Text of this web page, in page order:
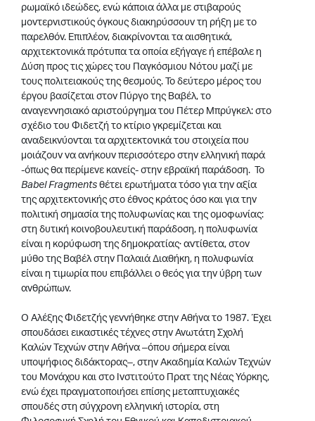
ρωμαϊκό ιδεώδες, ενώ κάποια άλλα με στιβαρούς
μοντερνιστικούς όγκους διακηρύσσουν τη ρήξη με το
παρελθόν. Επιπλέον, διακρίνονται τα αισθητικά,
αρχιτεκτονικά πρότυπα τα οποία εξήγαγε ή επέβαλε η
Δύση προς τις χώρες του Παγκόσμιου Νότου μαζί με
τους πολιτειακούς της θεσμούς. Το δεύτερο μέρος του
έργου βασίζεται στον Πύργο της Βαβέλ, το
αναγεννησιακό αριστούργημα του Πέτερ Μπρύγκελ: στο
σχέδιο του Φιδετζή το κτίριο γκρεμίζεται και
αναδεικνύονται τα αρχιτεκτονικά του στοιχεία που
μοιάζουν να ανήκουν περισσότερο στην ελληνική παρά
-όπως θα περίμενε κανείς- στην εβραϊκή παράδοση. Το
Babel Fragmentsθέτει ερωτήματα τόσο για την αξία
της αρχιτεκτονικής στο έθνος κράτος όσο και για την
πολιτική σημασία της πολυφωνίας και της ομοφωνίας:
στη δυτική κοινοβουλευτική παράδοση, η πολυφωνία
είναι η κορύφωση της δημοκρατίας· αντίθετα, στον
μύθο της Βαβέλ στην Παλαιά Διαθήκη, η πολυφωνία
είναι η τιμωρία που επιβάλλει ο θεός για την ύβρη των
ανθρώπων.
Ο Αλέξης Φιδετζής γεννήθηκε στην Αθήνα το 1987. Έχει
σπουδάσει εικαστικές τέχνες στην Ανωτάτη Σχολή
Καλών Τεχνών στην Αθήνα –όπου σήμερα είναι
υποψήφιος διδάκτορας–, στην Ακαδημία Καλών Τεχνών
του Μονάχου και στο Ινστιτούτο Πρατ της Νέας Υόρκης,
ενώ έχει πραγματοποιήσει επίσης μεταπτυχιακές
σπουδές στη σύγχρονη ελληνική ιστορία, στη